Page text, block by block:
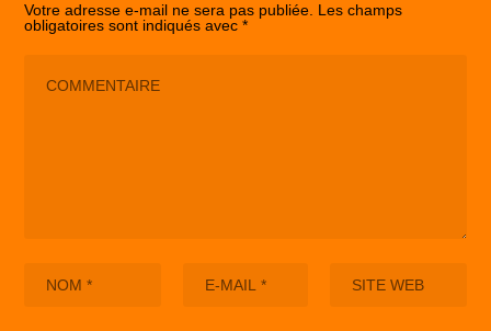
Votre adresse e-mail ne sera pas publiée. Les champs
obligatoires sont indiqués avec*